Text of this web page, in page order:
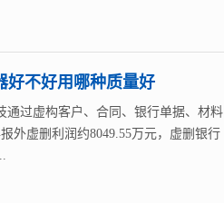
好不好用哪种质量好
通过虚构客户、合同、银行单据、材料
外虚删利润约8049.55万元，虚删银行